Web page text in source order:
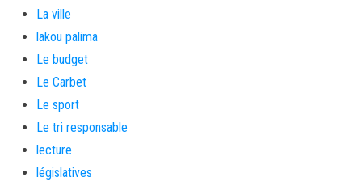
La ville
lakou palima
Le budget
Le Carbet
Le sport
Le tri responsable
lecture
législatives